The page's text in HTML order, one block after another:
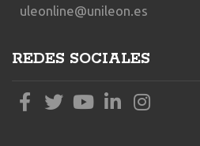
uleonline@unileon.es
REDES SOCIALES